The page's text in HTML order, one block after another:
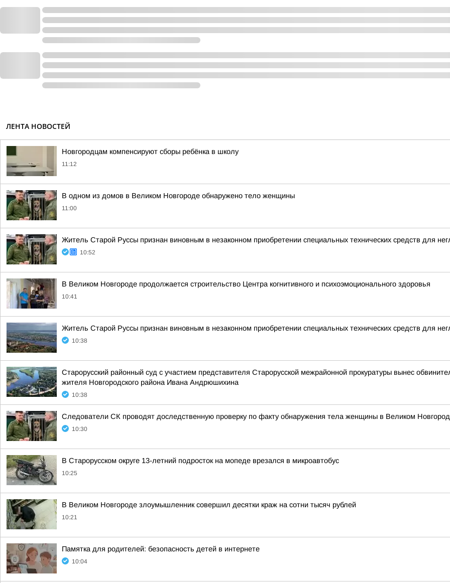
ЛЕНТА НОВОСТЕЙ
Новгородцам компенсируют сборы ребёнка в школу
11:12
В одном из домов в Великом Новгороде обнаружено тело женщины
11:00
Житель Старой Руссы признан виновным в незаконном приобретении специальных технических средств для
10:52
В Великом Новгороде продолжается строительство Центра когнитивного и психоэмоционального здоровья
10:41
Житель Старой Руссы признан виновным в незаконном приобретении специальных технических средств для
10:38
Старорусский районный суд с участием представителя Старорусской межрайонной прокуратуры вынес
жителя Новгородского района Ивана Андрюшихина
10:38
Следователи СК проводят доследственную проверку по факту обнаружения тела женщины в Великом
10:30
В Старорусском округе 13-летний подросток на мопеде врезался в микроавтобус
10:25
В Великом Новгороде злоумышленник совершил десятки краж на сотни тысяч рублей
10:21
Памятка для родителей: безопасность детей в интернете
10:04